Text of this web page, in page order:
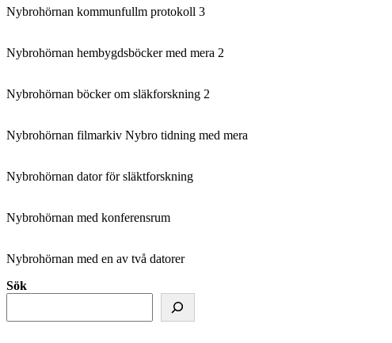
Nybrohörnan kommunfullm protokoll 3
Nybrohörnan hembygdsböcker med mera 2
Nybrohörnan böcker om släkforskning 2
Nybrohörnan filmarkiv Nybro tidning med mera
Nybrohörnan dator för släktforskning
Nybrohörnan med konferensrum
Nybrohörnan med en av två datorer
Sök